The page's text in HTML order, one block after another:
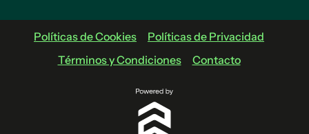
Políticas de Cookies
Políticas de Privacidad
Términos y Condiciones
Contacto